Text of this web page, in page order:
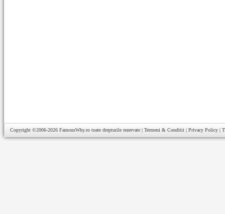
Copyright ©2006-2026 FamousWhy.ro toate drepturile rezervate | Termeni & Conditii | Privacy Policy |